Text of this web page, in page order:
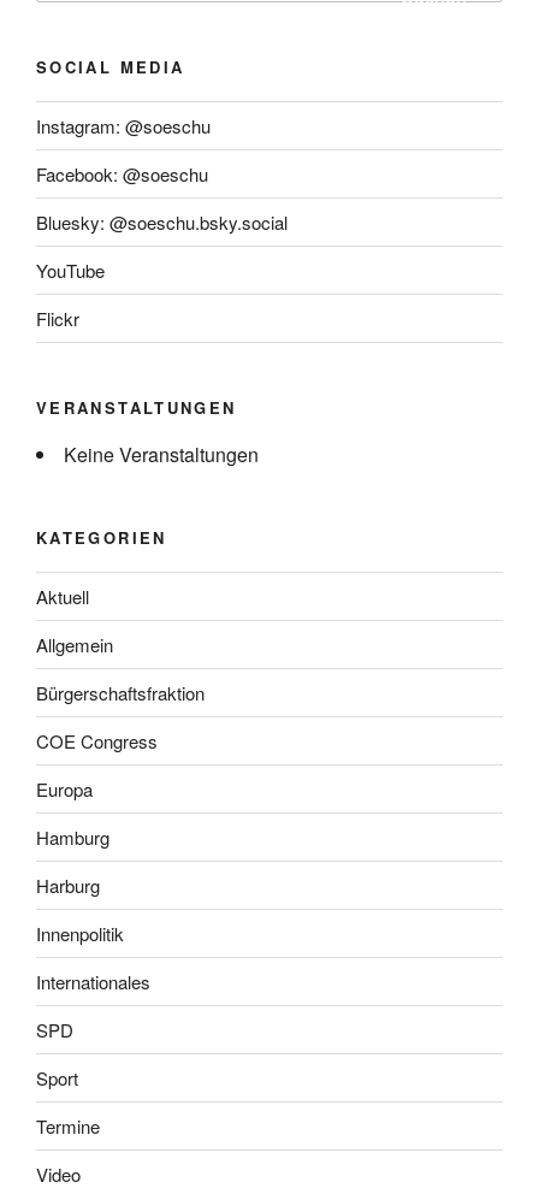
SOCIAL MEDIA
Instagram: @soeschu
Facebook: @soeschu
Bluesky: @soeschu.bsky.social
YouTube
Flickr
VERANSTALTUNGEN
Keine Veranstaltungen
KATEGORIEN
Aktuell
Allgemein
Bürgerschaftsfraktion
COE Congress
Europa
Hamburg
Harburg
Innenpolitik
Internationales
SPD
Sport
Termine
Video